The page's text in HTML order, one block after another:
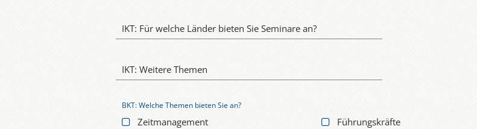
IKT: Für welche Länder bieten Sie Seminare an?
IKT: Weitere Themen
BKT: Welche Themen bieten Sie an?
Zeitmanagement
Führungskräfte